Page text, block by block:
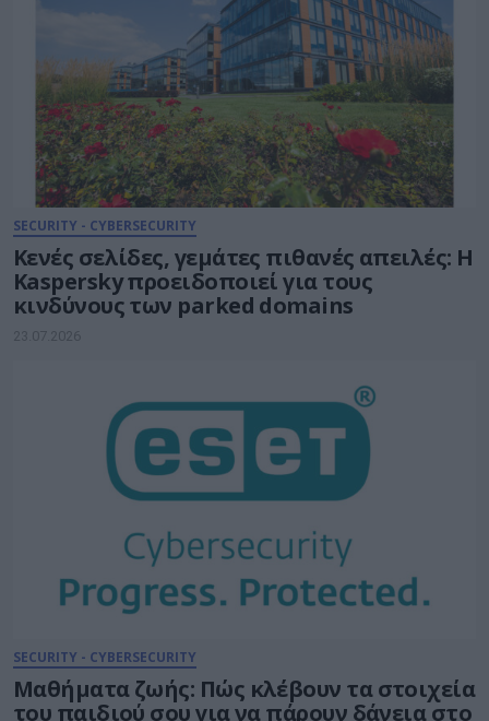
SECURITY - CYBERSECURITY
Κενές σελίδες, γεμάτες πιθανές απειλές: Η
Kaspersky προειδοποιεί για τους
κινδύνους των parked domains
23.07.2026
SECURITY - CYBERSECURITY
Μαθήματα ζωής: Πώς κλέβουν τα στοιχεία
του παιδιού σου για να πάρουν δάνεια στο